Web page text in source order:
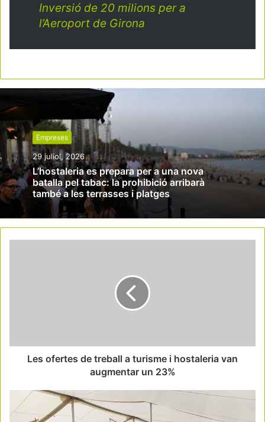
Inversió de 20 milions per a
l’Aeroport de Girona
Empreses
29 juliol, 2026
L’hostaleria es prepara per a una nova
batalla pel tabac: la prohibició arribarà
també a les terrasses i platges
Les ofertes de treball a turisme i hostaleria van
augmentar un 23%